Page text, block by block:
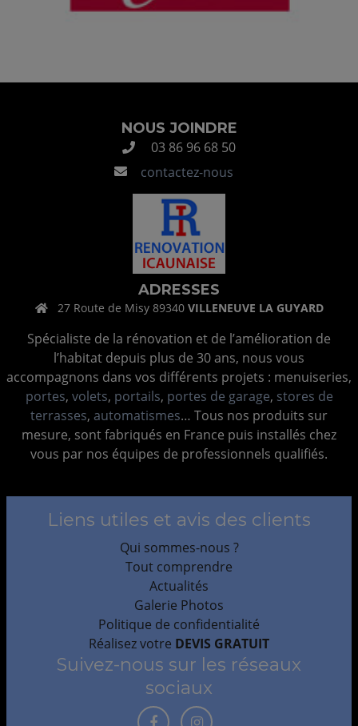
NOUS JOINDRE
03 86 96 68 50
contactez-nous
ADRESSES
27 Route de Misy 89340 VILLENEUVE LA GUYARD
Spécialiste de la rénovation et de l’amélioration de
l’habitat depuis plus de 30 ans, nous vous
accompagnons dans vos différents projets : menuiseries,
portes, volets, portails, portes de garage, stores de
terrasses, automatismes… Tous nos produits sur
mesure, sont fabriqués en France puis installés chez
vous par nos équipes de professionnels qualifiés.
Liens utiles et avis des clients
Qui sommes-nous ?
Tout comprendre
Actualités
Galerie Photos
Politique de confidentialité
Réalisez votre DEVIS GRATUIT
Suivez-nous sur les réseaux
sociaux